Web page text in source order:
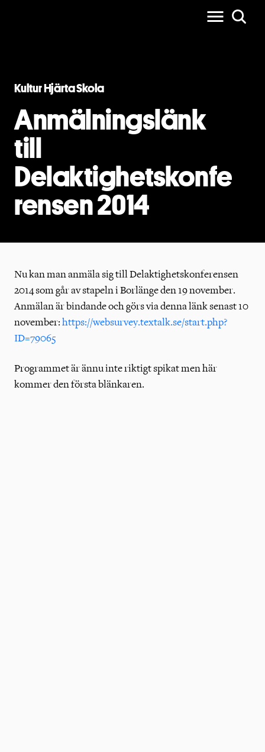
Kultur Hjärta Skola
Anmälningslänk
till
Delaktighetskonfe
rensen 2014
Nu kan man anmäla sig till Delaktighetskonferensen
2014 som går av stapeln i Borlänge den 19 november.
Anmälan är bindande och görs via denna länk senast 10
november:https://websurvey.textalk.se/start.php?
ID=79065
Programmet är ännu inte riktigt spikat men här
kommer den första blänkaren.